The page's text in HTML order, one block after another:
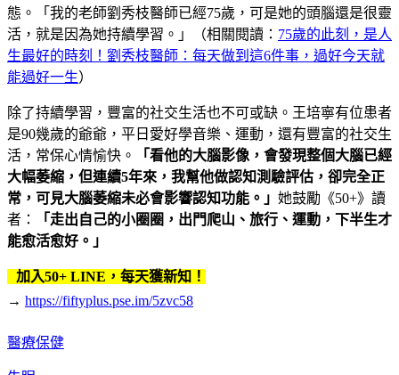
態。「我的老師劉秀枝醫師已經75歲，可是她的頭腦還是很靈
活，就是因為她持續學習。」（相關閱讀： 75歲的此刻，是人
生最好的時刻！劉秀枝醫師：每天做到這6件事，過好今天就
能過好一生）
除了持續學習，豐富的社交生活也不可或缺。王培寧有位患者
是90幾歲的爺爺，平日愛好學音樂、運動，還有豐富的社交生
活，常保心情愉快。
「看他的大腦影像，會發現整個大腦已經
大幅萎縮，但連續5年來，我幫他做認知測驗評估，卻完全正
常，可見大腦萎縮未必會影響認知功能。」 她鼓勵《50+》讀
者：
「走出自己的小圈圈，出門爬山、旅行、運動，下半生才
能愈活愈好。」
加入50+ LINE，每天獲新知！
→ https://fiftyplus.pse.im/5zvc58
醫療保健